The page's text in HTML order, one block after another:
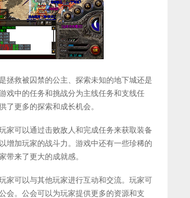
拯救被囚禁的公主、探索未知的地下城还是
戏中的任务和挑战分为主线任务和支线任
了更多的探索和成长机会。
家可以通过击败敌人和完成任务来获取装备
增加玩家的战斗力。游戏中还有一些珍稀的
带来了更大的成就感。
家可以与其他玩家进行互动和交流。玩家可
会。公会可以为玩家提供更多的资源和支